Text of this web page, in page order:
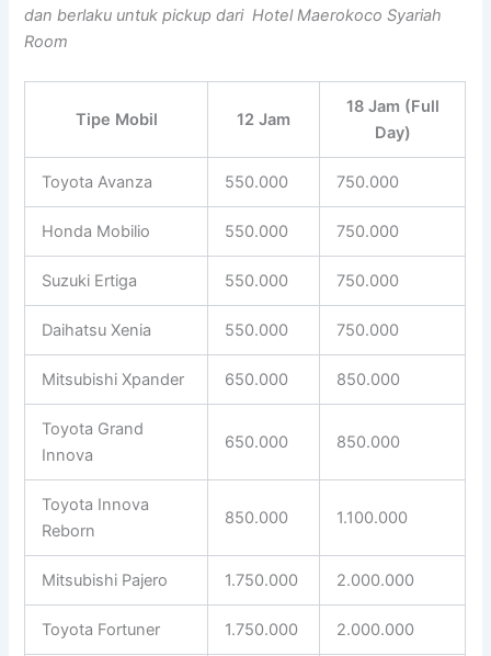
dan berlaku untuk pickup dari Hotel Maerokoco Syariah
Room
Tipe Mobil 12 Jam
18 Jam (Full
Day)
Toyota Avanza 550.000 750.000
Honda Mobilio 550.000 750.000
Suzuki Ertiga 550.000 750.000
Daihatsu Xenia 550.000 750.000
Mitsubishi Xpander 650.000 850.000
Toyota Grand
Innova
650.000 850.000
Toyota Innova
Reborn
850.000 1.100.000
Mitsubishi Pajero 1.750.000 2.000.000
Toyota Fortuner 1.750.000 2.000.000